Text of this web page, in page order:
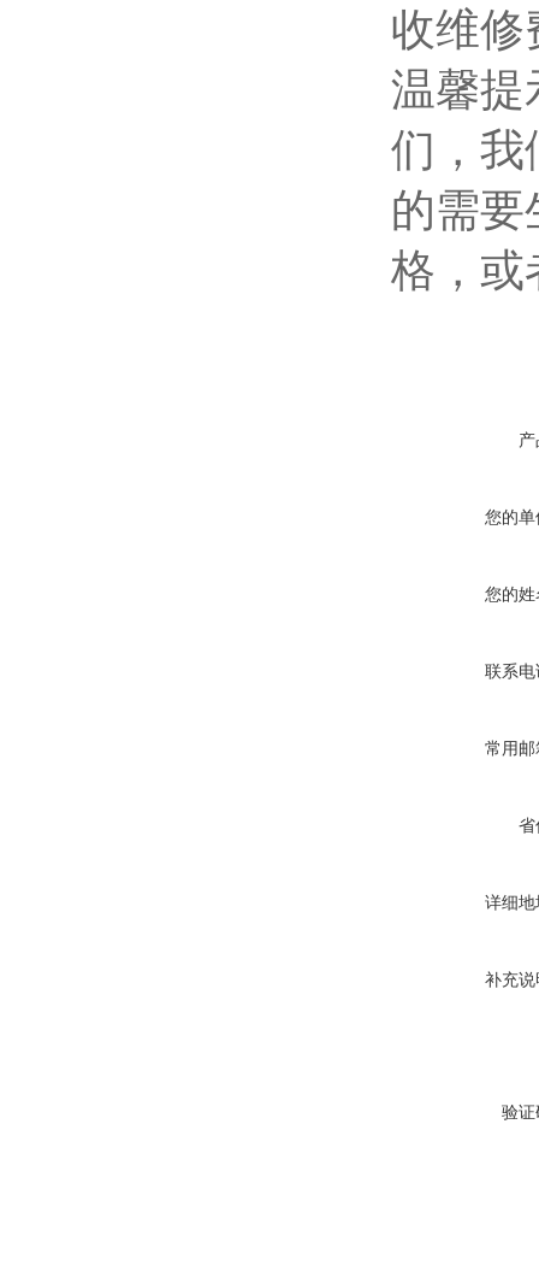
收维修
温馨提
们，我
的需要
格，或
您的单
您的姓
联系电
常用邮
省
详细地
补充说
验证